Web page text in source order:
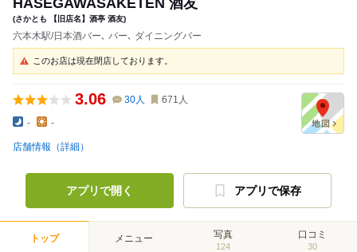
HASEGAWASAKETEN 酒友
(さかとも 【旧店名】酒亭 酒友)
六本木駅/日本酒バー､ バー､ ダイニングバー
このお店は現在閉店しております。
3.06 30人 671 人
- -
店舗情報（詳細）
アプリで開く アプリで保存
トップ メニュー 写真
124
口コミ
30